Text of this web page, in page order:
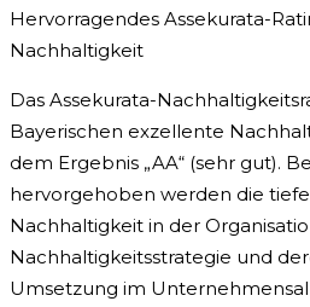
Hervorragendes Assekurata-
Nachhaltigkeit
Das Assekurata-
Bayerischen exzellente
dem Ergebnis „AA“ (sehr gut).
hervorgehoben werden die
Nachhaltigkeit in der
Nachhaltigkeitsstrategie und
Umsetzung im